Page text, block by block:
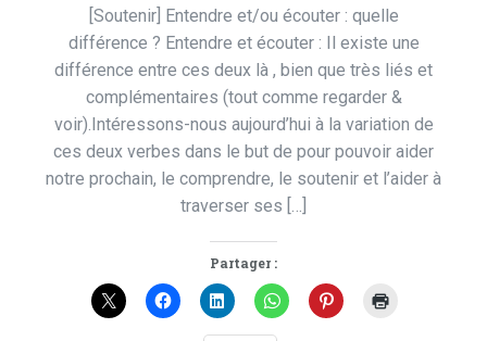
[Soutenir] Entendre et/ou écouter : quelle
différence ? Entendre et écouter : Il existe une
différence entre ces deux là , bien que très liés et
complémentaires (tout comme regarder &
voir).Intéressons-nous aujourd’hui à la variation de
ces deux verbes dans le but de pour pouvoir aider
notre prochain, le comprendre, le soutenir et l’aider à
traverser ses […]
Partager :